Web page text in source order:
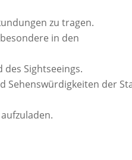
zu tragen.
in den
Sightseeings.
Sehenswürdigkeiten der